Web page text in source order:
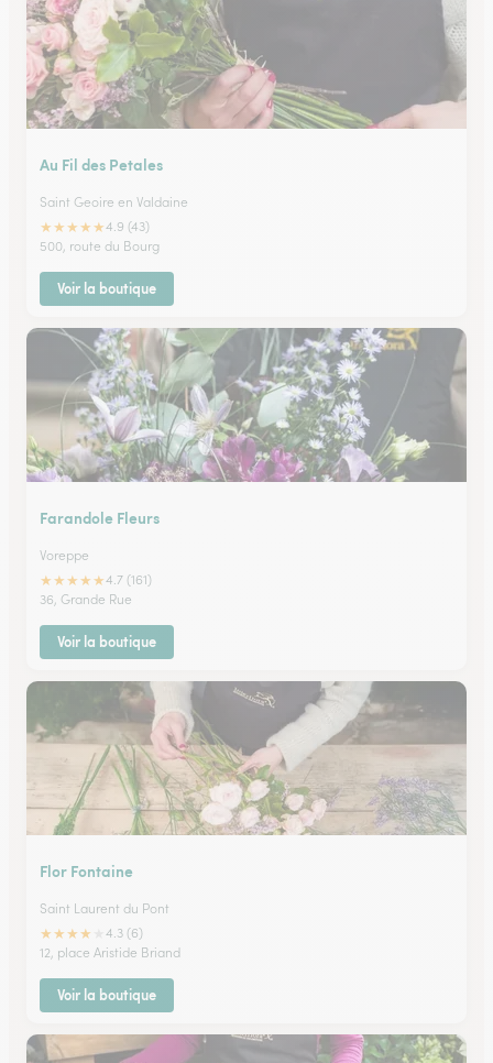
Au Fil des Petales
Saint Geoire en Valdaine
★★★★★4.9 (43)
500, route du Bourg
Voir la boutique
Farandole Fleurs
Voreppe
★★★★★4.7 (161)
36, Grande Rue
Voir la boutique
Flor Fontaine
Saint Laurent du Pont
★★★★
4.3 (6)
12, place Aristide Briand
Voir la boutique